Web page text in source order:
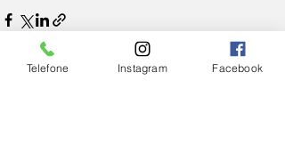
Telefone Instagram Facebook